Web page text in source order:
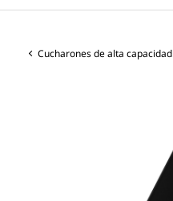
Cucharones de alta capacidad